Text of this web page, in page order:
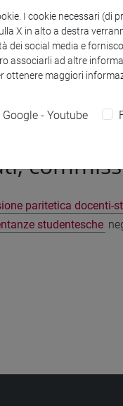
Cristiano (Coordinatore)
Patrizia
paritetica docenti-
studentesche
I cookie necessari
X in alto a destra
dei social media e
associarli ad altre
ottenere maggiori
Google - Youtube